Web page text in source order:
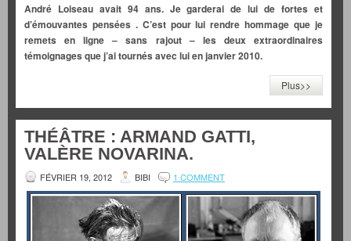
André Loiseau avait 94 ans. Je garderaide luide fortes et
d’émouvantes pensées . C’est pour lui rendre hommage que je
remets en ligne – sans rajout – les deux extraordinaires
témoignages que j’ai tournés avec lui en janvier 2010.
Plus>>
THÉÂTRE : ARMAND GATTI,
VALÈRE NOVARINA.
FÉVRIER 19, 2012 BIBI 1 COMMENT